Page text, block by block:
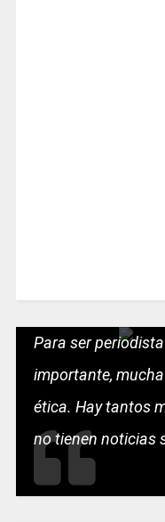
Para ser
importante,
ética. Hay tantos
no tienen noticias